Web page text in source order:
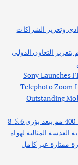
وتعزيز الشراكات
التعاون الدولي
Sony Launches
Telephoto Zoom
Outstanding
سوني تطلق عدسة FE فائقة التقريب مقاس 100-400 مم ببعد بؤري 5.6-8
المثالية لهواة
ممتازة عبر كامل